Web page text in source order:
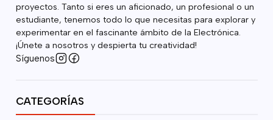
proyectos. Tanto si eres un aficionado, un profesional o un
estudiante, tenemos todo lo que necesitas para explorar y
experimentar en el fascinante ámbito de la Electrónica.
¡Únete a nosotros y despierta tu creatividad!
Síguenos
CATEGORÍAS